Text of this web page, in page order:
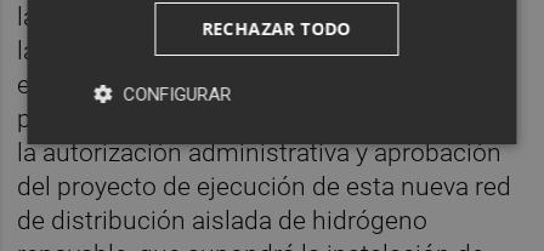
la energía verde al eje cerámico ubicado en
las localidades deOnda, Vila-real y Betxí
empresa Redexis, que participa en el
proyecto junto a Smartenergy, ha solicitado
la autorización administrativa y aprobación
del proyecto de ejecución de esta nueva red
de distribución aislada de hidrógeno
RECHAZAR TODO
CONFIGURAR